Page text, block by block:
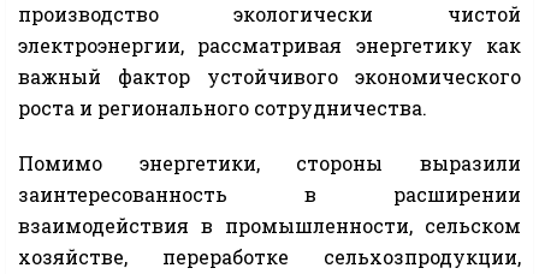
производство экологически чистой
электроэнергии, рассматривая энергетику как
важный фактор устойчивого экономического
роста и регионального сотрудничества.
Помимо энергетики, стороны выразили
заинтересованность в расширении
взаимодействия в промышленности, сельском
хозяйстве, переработке сельхозпродукции,